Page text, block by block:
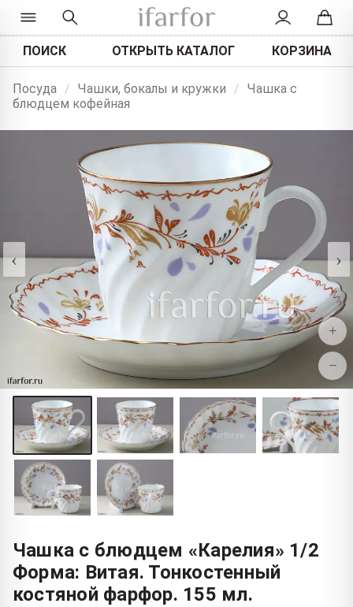
ПОИСК ОТКРЫТЬ КАТАЛОГ КОРЗИНА
Посуда / Чашки, бокалы и кружки / Чашка с
блюдцем кофейная
‹ ›
+
−
Чашка с блюдцем «Карелия» 1/2
Форма: Витая. Тонкостенный
костяной фарфор. 155 мл.